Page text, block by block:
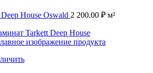
House Oswald 2 200.00 ₽ м²